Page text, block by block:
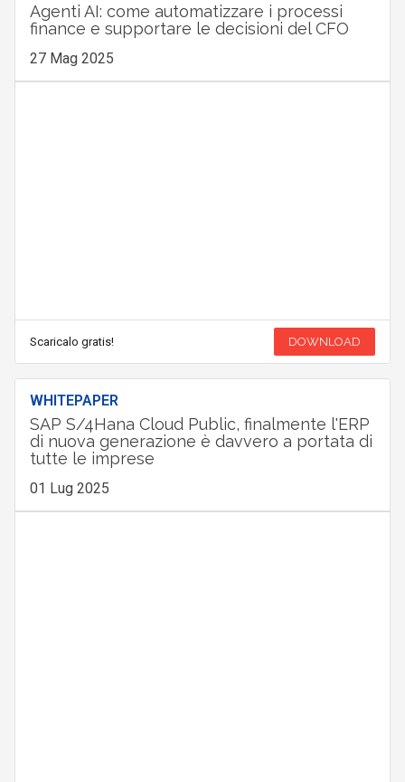
Agenti AI: come automatizzare i processi
finance e supportare le decisioni del CFO
27 Mag 2025
Scaricalo gratis! DOWNLOAD
WHITEPAPER
SAP S/4Hana Cloud Public, finalmente l'ERP
di nuova generazione è davvero a portata di
tutte le imprese
01 Lug 2025